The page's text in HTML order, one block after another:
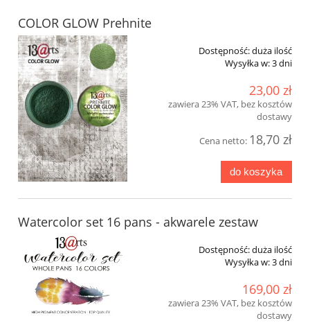
COLOR GLOW Prehnite
Dostępność:duża ilość
Wysyłka w:3 dni
23,00 zł
zawiera 23% VAT, bez kosztów
dostawy
Cena netto: 18,70 zł
do koszyka
Watercolor set 16 pans - akwarele zestaw
Dostępność:duża ilość
Wysyłka w:3 dni
169,00 zł
zawiera 23% VAT, bez kosztów
dostawy